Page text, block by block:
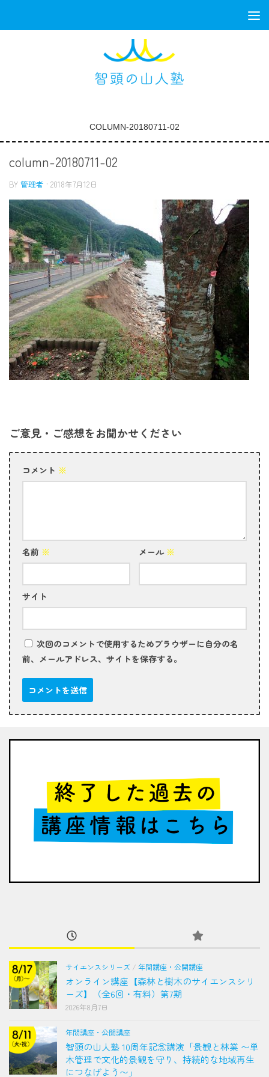
COLUMN-20180711-02
column-20180711-02
BY 管理者 · 2018年7月12日
ご意見・ご感想をお聞かせください
コメント ※
名前 ※ メール ※
サイト
次回のコメントで使用するためブラウザーに自分の名
前、メールアドレス、サイトを保存する。
サイエンスシリーズ / 年間講座・公開講座
オンライン講座【森林と樹木のサイエンスシリ
ーズ】（全6回・有料）第7期
2026年8月7日
年間講座・公開講座
智頭の山人塾 10周年記念講演「景観と林業 〜単
木管理で文化的景観を守り、持続的な地域再生
につなげよう〜」